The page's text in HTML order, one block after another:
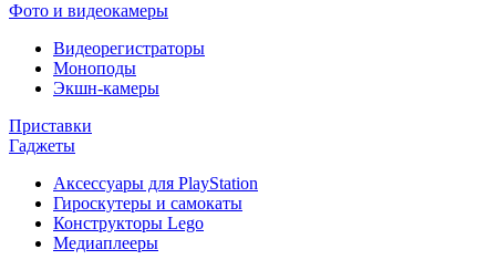
Фото и видеокамеры
Видеорегистраторы
Моноподы
Экшн-камеры
Приставки
Гаджеты
Аксессуары для PlayStation
Гироскутеры и самокаты
Конструкторы Lego
Медиаплееры